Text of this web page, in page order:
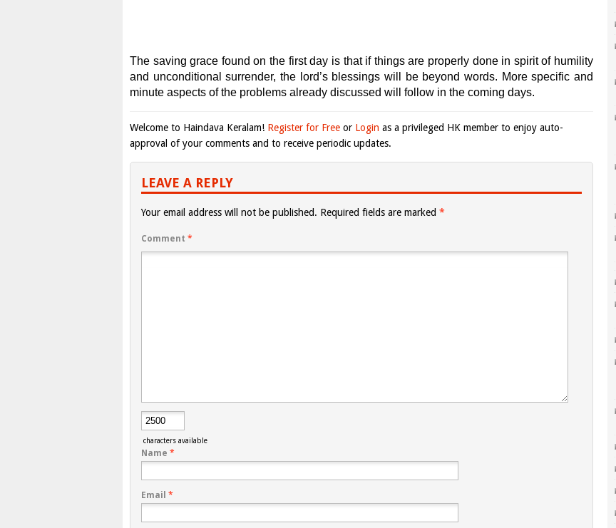
The saving grace found on the first day is that if things are properly done in spirit of humility
and unconditional surrender, the lord’s blessings will be beyond words. More specific and
minute aspects of the problems already discussed will follow in the coming days.
Welcome to Haindava Keralam! Register for Free or Login as a privileged HK member to enjoy auto-
approval of your comments and to receive periodic updates.
LEAVE A REPLY
Your email address will not be published. Required fields are marked *
Comment *
characters available
Name *
Email *